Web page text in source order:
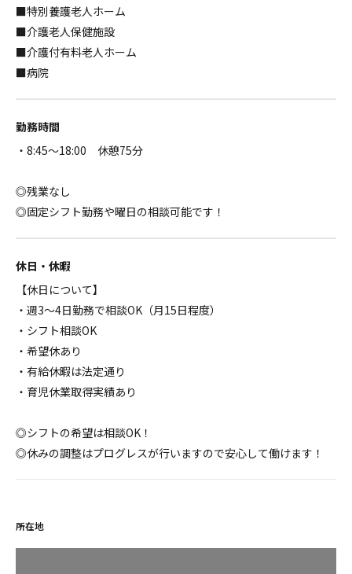
■特別養護老人ホーム
■介護老人保健施設
■介護付有料老人ホーム
■病院
勤務時間
・8:45～18:00 休憩75分
◎残業なし
◎固定シフト勤務や曜日の相談可能です！
休日・休暇
【休日について】
・週3～4日勤務で相談OK（月15日程度）
・シフト相談OK
・希望休あり
・有給休暇は法定通り
・育児休業取得実績あり
◎シフトの希望は相談OK！
◎休みの調整はプログレスが行いますので安心して働けます！
所在地